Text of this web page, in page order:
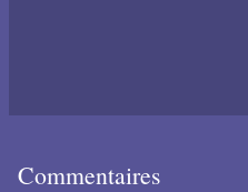
Commentaires